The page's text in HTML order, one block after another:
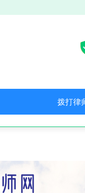
拨打律